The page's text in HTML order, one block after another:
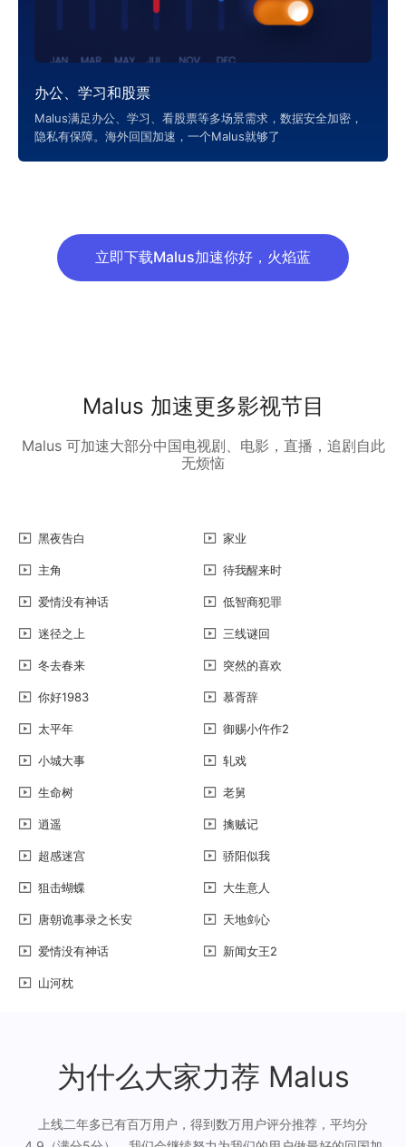
办公、学习和股票
Malus满足办公、学习、看股票等多场景需求，数据安全加密，
隐私有保障。海外回国加速，一个Malus就够了
立即下载Malus加速你好，火焰蓝
Malus 加速更多影视节目
Malus 可加速大部分中国电视剧、电影，直播，追剧自此
无烦恼
黑夜告白 家业
主角 待我醒来时
爱情没有神话 低智商犯罪
迷径之上 三线谜回
冬去春来 突然的喜欢
你好1983 慕胥辞
太平年 御赐小仵作2
小城大事 轧戏
生命树 老舅
逍遥 擒贼记
超感迷宫 骄阳似我
狙击蝴蝶 大生意人
唐朝诡事录之长安 天地剑心
爱情没有神话 新闻女王2
山河枕
为什么大家力荐 Malus
上线二年多已有百万用户，得到数万用户评分推荐，平均分